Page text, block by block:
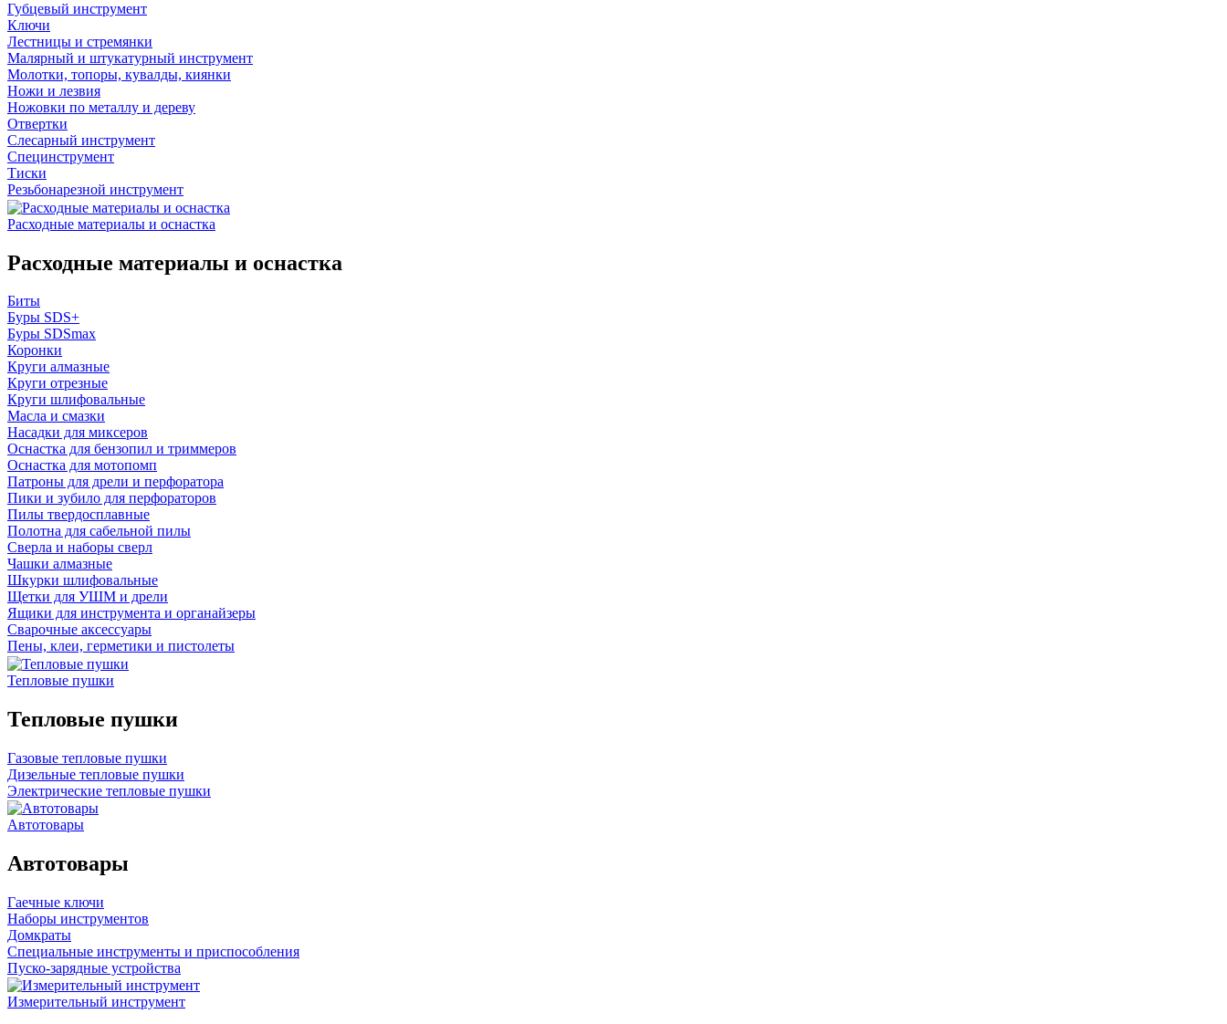
Губцевый инструмент
Ключи
Лестницы и стремянки
Малярный и штукатурный инструмент
Молотки, топоры, кувалды, киянки
Ножи и лезвия
Ножовки по металлу и дереву
Отвертки
Слесарный инструмент
Специнструмент
Тиски
Резьбонарезной инструмент
Расходные материалы и оснастка
Расходные материалы и оснастка
Биты
Буры SDS+
Буры SDSmax
Коронки
Круги алмазные
Круги отрезные
Круги шлифовальные
Масла и смазки
Насадки для миксеров
Оснастка для бензопил и триммеров
Оснастка для мотопомп
Патроны для дрели и перфоратора
Пики и зубило для перфораторов
Пилы твердосплавные
Полотна для сабельной пилы
Сверла и наборы сверл
Чашки алмазные
Шкурки шлифовальные
Щетки для УШМ и дрели
Ящики для инструмента и органайзеры
Сварочные аксессуары
Пены, клеи, герметики и пистолеты
Тепловые пушки
Тепловые пушки
Газовые тепловые пушки
Дизельные тепловые пушки
Электрические тепловые пушки
Автотовары
Автотовары
Гаечные ключи
Наборы инструментов
Домкраты
Специальные инструменты и приспособления
Пуско-зарядные устройства
Измерительный инструмент